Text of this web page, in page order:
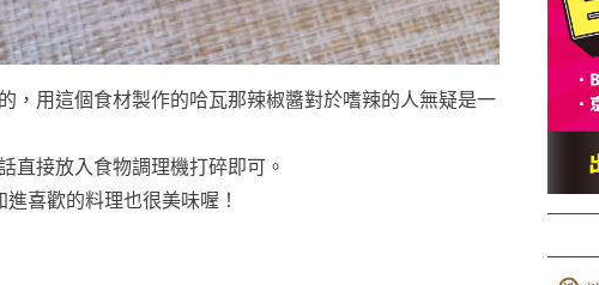
，用這個食材製作的哈瓦那辣椒醬對於嗜辣的人無疑是一
直接放入食物調理機打碎即可。
喜歡的料理也很美味喔！